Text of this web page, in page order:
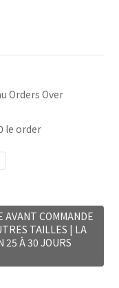
Orders Over
le order
AVANT COMMANDE
TAILLES | LA
25 À 30 JOURS